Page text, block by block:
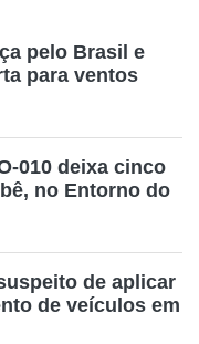
pelo Brasil e
para ventos
010 deixa cinco
no Entorno do
de aplicar
de veículos em